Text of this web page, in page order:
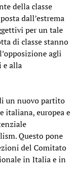
della classe
dall’estrema
per un tale
di classe stanno
agli
e alla
un nuovo partito
italiana, europea e
Questo pone
del Comitato
in Italia e in